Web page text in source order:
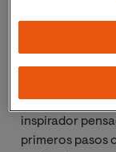
Manuel Vilas,
importantes en
gran
inspirador
primeros pasos